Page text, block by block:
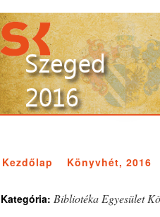
Kezdőlap Könyvhét, 2016
Kategória: Bibliotéka Egyesület